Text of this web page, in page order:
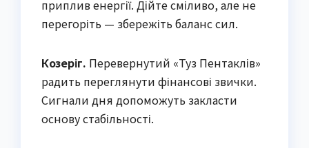
приплив енергії. Дійте сміливо, але не
перегоріть — збережіть баланс сил.
Козеріг. Перевернутий «Туз Пентаклів»
радить переглянути фінансові звички.
Сигнали дня допоможуть закласти
основу стабільності.